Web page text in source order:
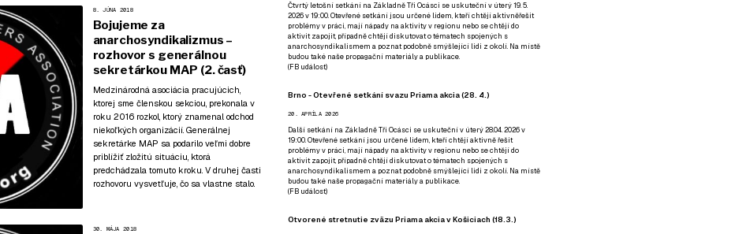
8. JÚNA 2018
Bojujeme za
anarchosyndikalizmus –
rozhovor s generálnou
sekretárkou MAP (2. časť)
Medzinárodná asociácia pracujúcich,
ktorej sme členskou sekciou, prekonala v
roku 2016 rozkol, ktorý znamenal odchod
niekoľkých organizácií. Generálnej
sekretárke MAP sa podarilo veľmi dobre
priblížiť zložitú situáciu, ktorá
predchádzala tomuto kroku. V druhej časti
rozhovoru vysvetľuje, čo sa vlastne stalo.
30. MÁJA 2018
Čtvrtý letošní setkání na Základně Tři Ocásci se uskuteční v úterý 19. 5.
2026 v 19:00. Otevřené setkání jsou určené lidem, kteří chtějí aktivněřešit
problémy v práci, mají nápady na aktivity v regionu nebo se chtějí do
aktivit zapojit, případně chtějí diskutovat o tématech spojených s
anarchosyndikalismem a poznat podobně smýšlející lidi z okolí. Na místě
budou také naše propagační materiály a publikace.
(FB událost)
Brno - Otevřené setkání svazu Priama akcia (28. 4.)
20. APRÍLA 2026
Další setkání na Základně Tři Ocásci se uskuteční v úterý 28.04. 2026 v
19:00. Otevřené setkání jsou určené lidem, kteří chtějí aktivně řešit
problémy v práci, mají nápady na aktivity v regionu nebo se chtějí do
aktivit zapojit, případně chtějí diskutovat o tématech spojených s
anarchosyndikalismem a poznat podobně smýšlející lidi z okolí. Na místě
budou také naše propagační materiály a publikace.
(FB událost)
Otvorené stretnutie zväzu Priama akcia v Košiciach (18.3.)